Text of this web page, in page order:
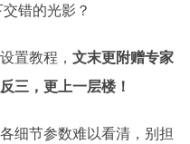
错的光影？
置教程， 文末更附赠专家
三，更上一层楼！
细节参数难以看清，别担